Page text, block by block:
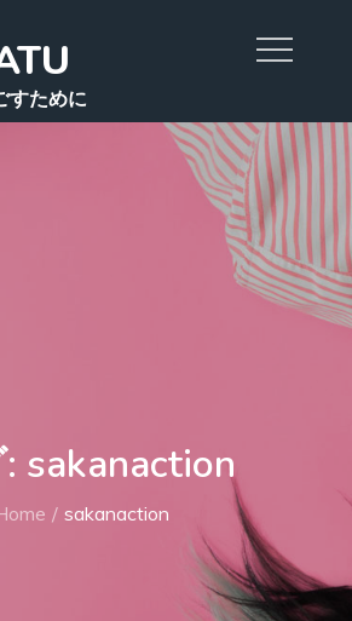
すために
sakanaction
sakanaction